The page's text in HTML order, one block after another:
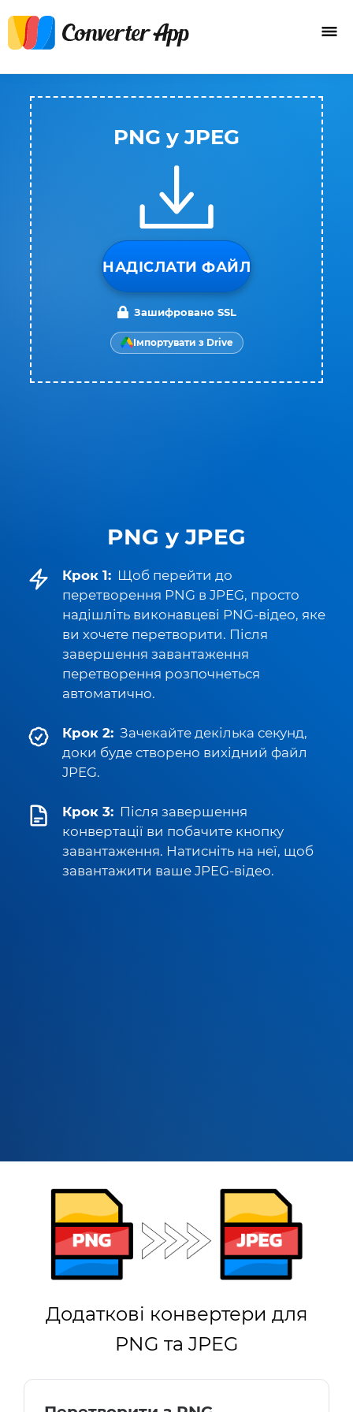
PNG у JPEG
Крок 1: Щоб перейти до
перетворення PNG в JPEG, просто
надішліть виконавцеві PNG-відео, яке
ви хочете перетворити. Після
завершення завантаження
перетворення розпочнеться
автоматично.
Крок 2: Зачекайте декілька секунд,
доки буде створено вихідний файл
JPEG.
Крок 3: Після завершення
конвертації ви побачите кнопку
завантаження. Натисніть на неї, щоб
завантажити ваше JPEG-відео.
PNG у JPEG
НАДІСЛАТИ ФАЙЛ
Зашифровано SSL
Імпортувати з Drive
Додаткові конвертери для
PNG та JPEG